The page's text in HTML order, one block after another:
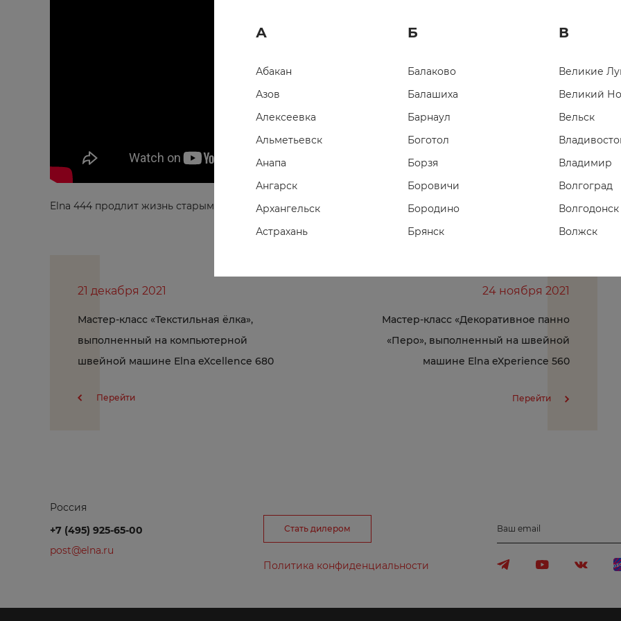
Elna 444 продлит жизнь старым, но любимым футболкам.
21 декабря 2021
Мастер-класс «Текстильная ёлка»,
выполненный на компьютерной
швейной машине Elna eXcellence 680
Перейти
24 ноября 2021
Мастер-класс «Декоративное панно
«Перо», выполненный на швейной
машине Elna eXperience 560
Перейти
Россия
+7 (495) 925-65-00
post@elna.ru
Стать дилером
Политика конфиденциальности
Ваш email
А
Абакан
Азов
Алексеевка
Альметьевск
Анапа
Ангарск
Архангельск
Астрахань
Ачинск
Б
Балаково
Балашиха
Барнаул
Боготол
Борзя
Боровичи
Бородино
Брянск
В
Великие
Великий
Вельск
Владимир
Волгоград
Волгодонск
Волжск
Вологда
Воткинск
Г Е
Евпатория
Железногорск
Жирновск
Зеленоград
Ижевск
Избербаш